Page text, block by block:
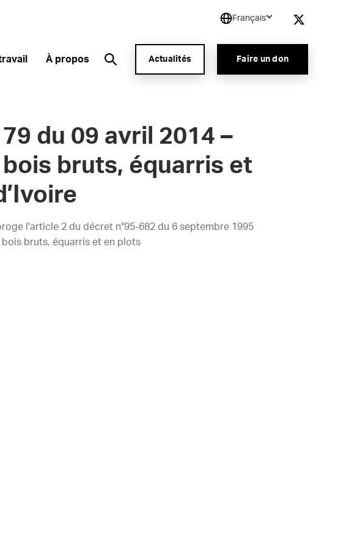
Français
À propos Actualités Faire un don
du 09 avril 2014 –
bruts, équarris et
l'article 2 du décret n°95-682 du 6 septembre 1995
bruts, équarris et en plots